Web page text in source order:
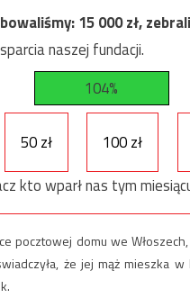
15 000zł,
naszej fundacji.
104%
50 zł 100 zł
kto wparł nas tym
pocztowej domu we
że jej mąż mieszka